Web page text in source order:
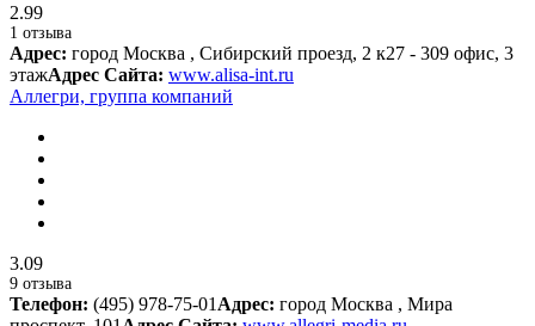
2.99
1 отзыва
Адрес: город Москва , Сибирский проезд, 2 к27 - 309 офис, 3
этажАдрес Сайта: www.alisa-int.ru
Аллегри, группа компаний
3.09
9 отзыва
Телефон: (495) 978-75-01 Адрес: город Москва , Мира